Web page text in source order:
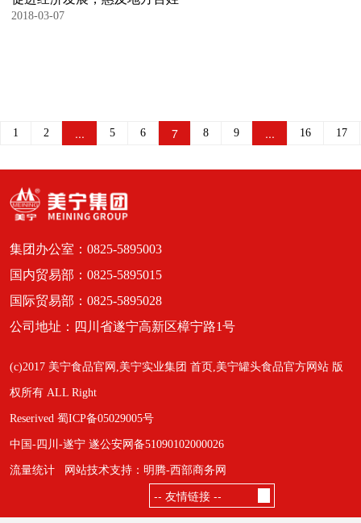
2018-03-07
1 2 ... 5 6 7 8 9 ... 16 17
集团办公室：0825-5895003
国内贸易部：0825-5895015
国际贸易部：0825-5895028
公司地址：四川省遂宁高新区樟宁路1号
(c)2017 美宁食品官网,美宁实业集团 首页,美宁罐头食品官方网站 版
权所有 ALL Right
Reserived 蜀ICP备05029005号
中国-四川-遂宁 遂公安网备51090102000026
流量统计 网站技术支持：明腾-西部商务网
-- 友情链接 --